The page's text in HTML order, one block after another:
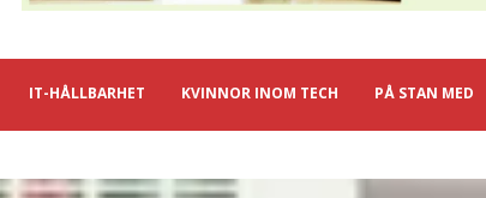
IT-HÅLLBARHET KVINNOR INOM TECH PÅ STAN MED